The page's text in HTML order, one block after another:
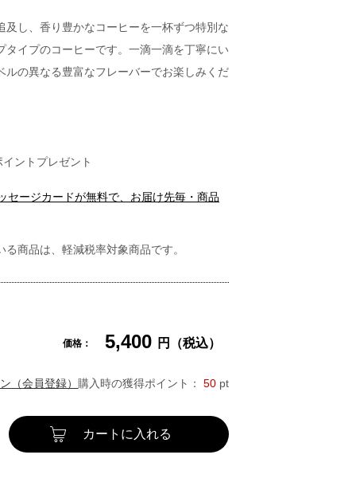
及し、香り豊かなコーヒーを一杯ずつ特別な
タイプのコーヒーです。一滴一滴を丁寧にい
ルの異なる豊富なフレーバーでお楽しみくだ
ントプレゼント
セージカードが無料で、お届け先毎・商品
商品は、軽減税率対象商品です。
価格： 5,400 円（税込）
（会員登録） 購入時の獲得ポイント： 50 pt
カートに入れる